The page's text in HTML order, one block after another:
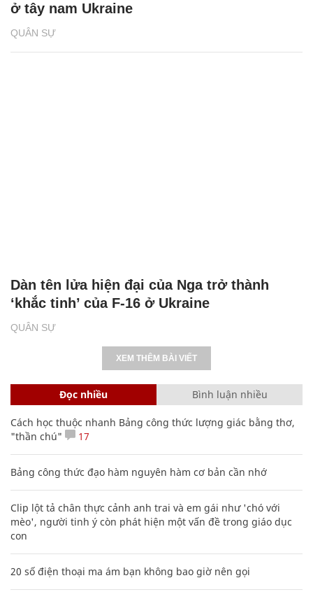
QUÂN SỰ
ở tây nam Ukraine
QUÂN SỰ
Dàn tên lửa hiện đại của Nga trở thành
‘khắc tinh’ của F-16 ở Ukraine
XEM THÊM BÀI VIẾT
Đọc nhiều Bình luận nhiều
Cách học thuộc nhanh Bảng công thức lượng giác bằng thơ,
"thần chú"
17
Bảng công thức đạo hàm nguyên hàm cơ bản cần nhớ
Clip lột tả chân thực cảnh anh trai và em gái như 'chó với
mèo', người tinh ý còn phát hiện một vấn đề trong giáo dục
con
20 số điện thoại ma ám bạn không bao giờ nên gọi